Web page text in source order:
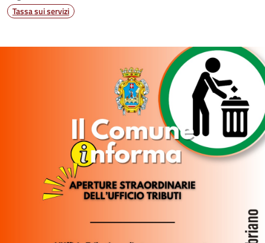
Tassa sui servizi